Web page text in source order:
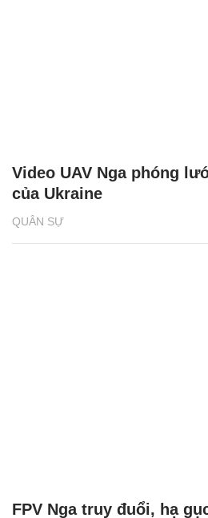
QUÂN SỰ
Video UAV Nga phóng
của Ukraine
FPV Nga truy đuổi, hạ